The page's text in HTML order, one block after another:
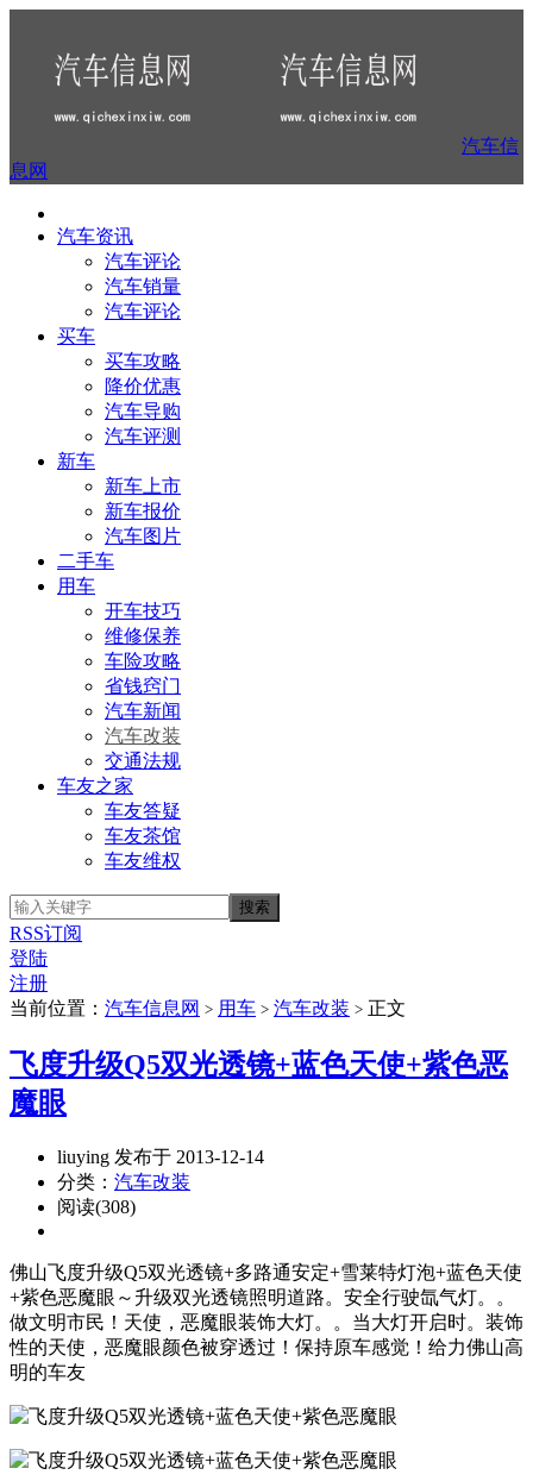
汽车信
息网
汽车资讯
汽车评论
汽车销量
汽车评论
买车
买车攻略
降价优惠
汽车导购
汽车评测
新车
新车上市
新车报价
汽车图片
二手车
用车
开车技巧
维修保养
车险攻略
省钱窍门
汽车新闻
汽车改装
交通法规
车友之家
车友答疑
车友茶馆
车友维权
RSS订阅
登陆
注册
当前位置： 汽车信息网 > 用车 > 汽车改装 > 正文
飞度升级Q5双光透镜+蓝色天使+紫色恶
魔眼
liuying 发布于 2013-12-14
分类： 汽车改装
阅读(308)
佛山飞度升级Q5双光透镜+多路通安定+雪莱特灯泡+蓝色天使
+紫色恶魔眼～升级双光透镜照明道路。安全行驶氙气灯。。
做文明市民！天使，恶魔眼装饰大灯。。当大灯开启时。装饰
性的天使，恶魔眼颜色被穿透过！保持原车感觉！给力佛山高
明的车友